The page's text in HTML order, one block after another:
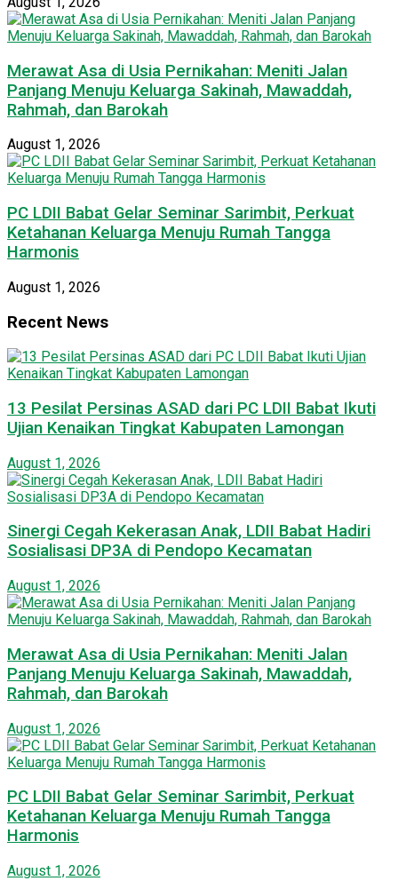
Merawat Asa di Usia Pernikahan: Meniti Jalan
Panjang Menuju Keluarga Sakinah, Mawaddah,
Rahmah, dan Barokah
August 1, 2026
PC LDII Babat Gelar Seminar Sarimbit, Perkuat
Ketahanan Keluarga Menuju Rumah Tangga
Harmonis
August 1, 2026
Recent News
13 Pesilat Persinas ASAD dari PC LDII Babat Ikuti
Ujian Kenaikan Tingkat Kabupaten Lamongan
August 1, 2026
Sinergi Cegah Kekerasan Anak, LDII Babat Hadiri
Sosialisasi DP3A di Pendopo Kecamatan
August 1, 2026
Merawat Asa di Usia Pernikahan: Meniti Jalan
Panjang Menuju Keluarga Sakinah, Mawaddah,
Rahmah, dan Barokah
August 1, 2026
PC LDII Babat Gelar Seminar Sarimbit, Perkuat
Ketahanan Keluarga Menuju Rumah Tangga
Harmonis
August 1, 2026